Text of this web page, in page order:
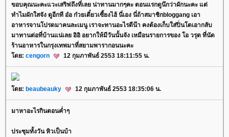
ขอบคุณนะคะแวะเสริฟถึงที่เลย น่าทานมากๆคะ ตอนแรกดูนึกว่าผักนะคะ แต่
ทำไมผักใสจัง ดูอีกที อ๋อ ก๋วยเตี๋ยวเซี้ยงไฮ้ นี่เอง นี่ถ้าสมาชิกbloggang เอา
อาหารจานโปรดมาคนละเมนู เราจะทานอะไรดีน๊า คงต้องเก็บใส่ปิ่นโตเอากลับ
มาทานต่อที่บ้านแน่เลย อิอิ อยากให้มีวันนั้นจัง เหมือนรายการของ โอ วรุต ที่นัด
ร้านอาหารในกรุงเทพมาที่สยามพารากอนนะคะ
ดย: cengorn 12 กุมภาพันธ์ 2553 18:11:55 น.
ดย: beaubeauky 12 กุมภาพันธ์ 2553 18:35:06 น.
มาหาอะไรกินตอนค่ำๆ
ประชุมทั้งวัน หิวเป็นบ้า